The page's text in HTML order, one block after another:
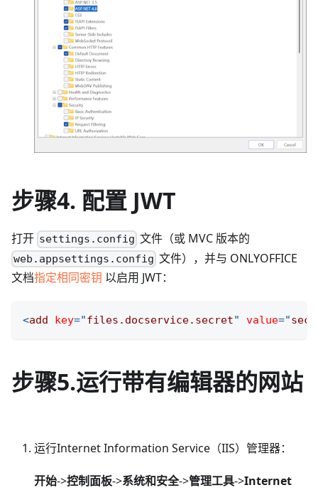
步骤4. 配置 JWT
打开 settings.config 文件（或 MVC 版本的
web.appsettings.config 文件），并与 ONLYOFFICE
文档指定相同密钥 以启用 JWT：
<add key="files.docservice.secret" value="
步骤5.运行带有编辑器的网站
运行Internet Information Service（IIS）管理器：
开始->控制面板->系统和安全->管理工具->Internet